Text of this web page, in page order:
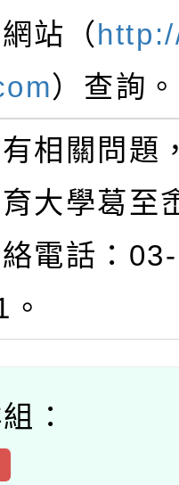
站（
）查詢。
相關問題
大學葛至
電話：
：